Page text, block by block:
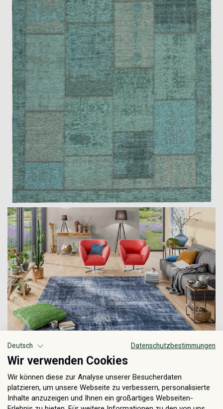
Deutsch Datenschutzbestimmungen
Wir verwenden Cookies
Wir können diese zur Analyse unserer Besucherdaten
platzieren, um unsere Webseite zu verbessern, personalisierte
Inhalte anzuzeigen und Ihnen ein großartiges Webseiten-